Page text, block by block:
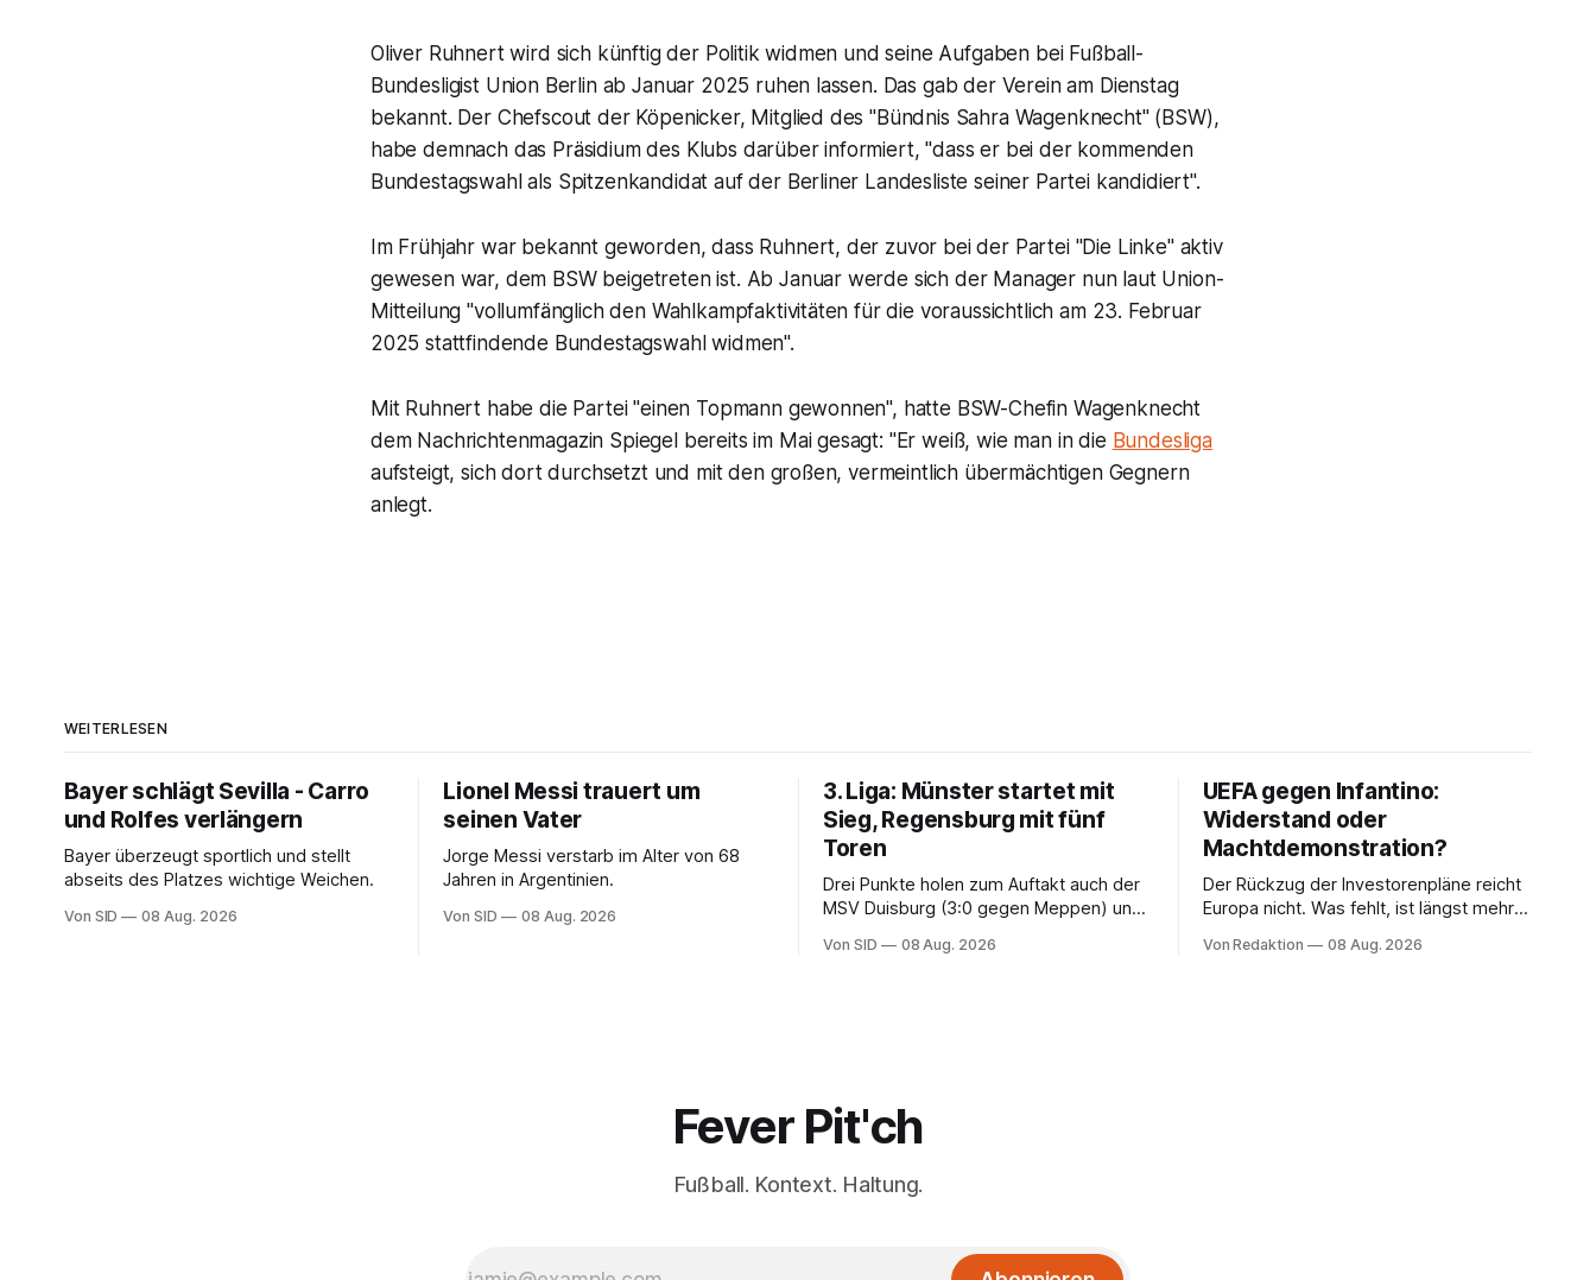
Oliver Ruhnert wird sich künftig der Politik widmen und seine Aufgaben bei Fußball-
Bundesligist Union Berlin ab Januar 2025 ruhen lassen. Das gab der Verein am Dienstag
bekannt. Der Chefscout der Köpenicker, Mitglied des "Bündnis Sahra Wagenknecht" (BSW),
habe demnach das Präsidium des Klubs darüber informiert, "dass er bei der kommenden
Bundestagswahl als Spitzenkandidat auf der Berliner Landesliste seiner Partei kandidiert".
Im Frühjahr war bekannt geworden, dass Ruhnert, der zuvor bei der Partei "Die Linke" aktiv
gewesen war, dem BSW beigetreten ist. Ab Januar werde sich der Manager nun laut Union-
Mitteilung "vollumfänglich den Wahlkampfaktivitäten für die voraussichtlich am 23. Februar
2025 stattfindende Bundestagswahl widmen".
Mit Ruhnert habe die Partei "einen Topmann gewonnen", hatte BSW-Chefin Wagenknecht
dem Nachrichtenmagazin Spiegel bereits im Mai gesagt: "Er weiß, wie man in die Bundesliga
aufsteigt, sich dort durchsetzt und mit den großen, vermeintlich übermächtigen Gegnern
anlegt.
WEITERLESEN
Bayer schlägt Sevilla - Carro
und Rolfes verlängern
Bayer überzeugt sportlich und stellt
abseits des Platzes wichtige Weichen.
Von SID 08 Aug. 2026
Lionel Messi trauert um
seinen Vater
Jorge Messi verstarb im Alter von 68
Jahren in Argentinien.
Von SID 08 Aug. 2026
3. Liga: Münster startet mit
Sieg, Regensburg mit fünf
Toren
Drei Punkte holen zum Auftakt auch der
MSV Duisburg (3:0 gegen Meppen) und
Von SID 08 Aug. 2026
UEFA gegen Infantino:
Widerstand oder
Machtdemonstration?
Der Rückzug der Investorenpläne reicht
Europa nicht. Was fehlt, ist längst mehr
einzelnen Mannes
Von Redaktion 08 Aug. 2026
Fever Pit'ch
Fußball. Kontext. Haltung.